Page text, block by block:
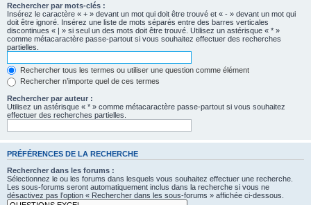
Rechercher par mots-clés :
Insérez le caractère « + » devant un mot qui doit être trouvé et « - » devant un mot qui
doit être ignoré. Insérez une liste de mots séparés entre des barres verticales
discontinues « | » si seul un des mots doit être trouvé. Utilisez un astérisque « * »
comme métacaractère passe-partout si vous souhaitez effectuer des recherches
partielles.
Rechercher tous les termes ou utiliser une question comme élément
Rechercher n’importe quel de ces termes
Rechercher par auteur :
Utilisez un astérisque « * » comme métacaractère passe-partout si vous souhaitez
effectuer des recherches partielles.
PRÉFÉRENCES DE LA RECHERCHE
Rechercher dans les forums :
Sélectionnez le ou les forums dans lesquels vous souhaitez effectuer une recherche.
Les sous-forums seront automatiquement inclus dans la recherche si vous ne
désactivez pas l’option « Rechercher dans les sous-forums » affichée ci-dessous.